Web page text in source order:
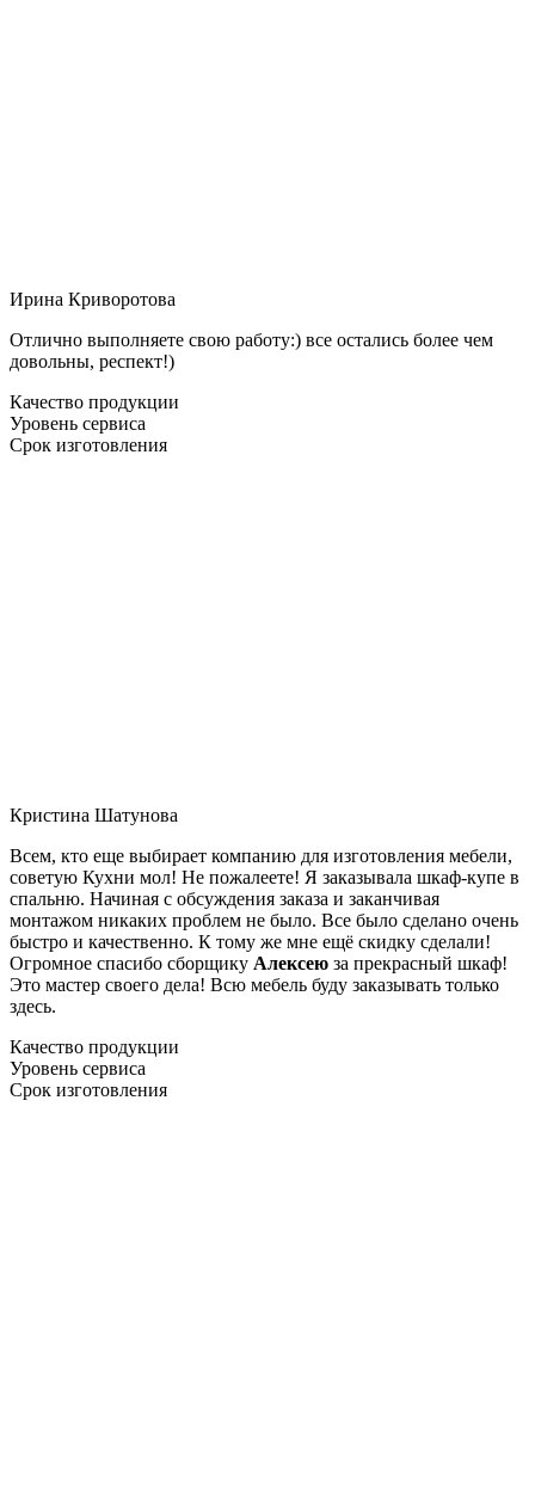
Ирина Криворотова
Отлично выполняете свою работу:) все остались более чем
довольны, респект!)
Качество продукции
Уровень сервиса
Срок изготовления
Кристина Шатунова
Всем, кто еще выбирает компанию для изготовления мебели,
советую Кухни мол! Не пожалеете! Я заказывала шкаф-купе в
спальню. Начиная с обсуждения заказа и заканчивая
монтажом никаких проблем не было. Все было сделано очень
быстро и качественно. К тому же мне ещё скидку сделали!
Огромное спасибо сборщику Алексею за прекрасный шкаф!
Это мастер своего дела! Всю мебель буду заказывать только
здесь.
Качество продукции
Уровень сервиса
Срок изготовления